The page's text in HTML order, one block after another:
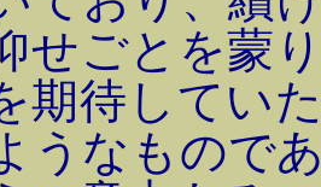
せごとを蒙
期待してい
うなもので